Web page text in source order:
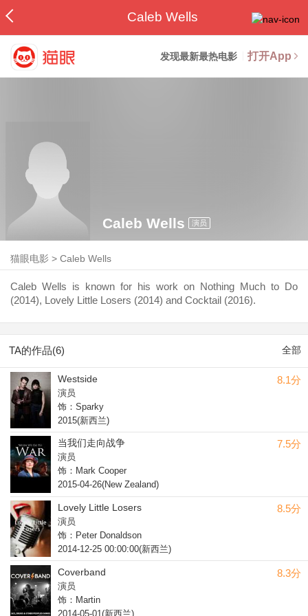
Caleb Wells
发现最新最热电影 打开App
Caleb Wells 演员
猫眼电影 >Caleb Wells
Caleb Wells is known for his work on Nothing Much to Do
(2014), Lovely Little Losers (2014) and Cocktail (2016).
TA的作品(6) 全部
8.1分
Westside
演员
饰：Sparky
2015(新西兰)
7.5分
当我们走向战争
演员
饰：Mark Cooper
2015-04-26(New Zealand)
8.5分
Lovely Little Losers
演员
饰：Peter Donaldson
2014-12-25 00:00:00(新西兰)
8.3分
Coverband
演员
饰：Martin
2014-05-01(新西兰)